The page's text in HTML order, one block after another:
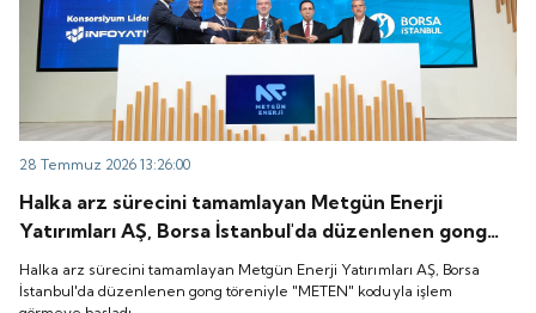
28 Temmuz 2026 13:26:00
Halka arz sürecini tamamlayan Metgün Enerji
Yatırımları AŞ, Borsa İstanbul'da düzenlenen gong
töreniyle "METEN" koduyla işlem görmeye başladı.
Halka arz sürecini tamamlayan Metgün Enerji Yatırımları AŞ, Borsa
İstanbul'da düzenlenen gong töreniyle "METEN" koduyla işlem